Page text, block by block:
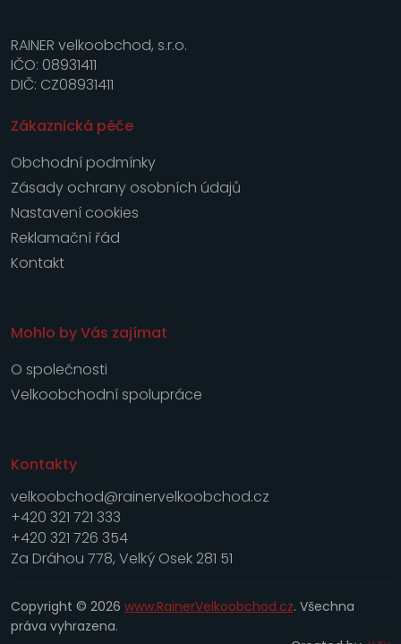
RAINER velkoobchod, s.r.o.
IČO: 08931411
DIČ: CZ08931411
Zákaznická péče
Obchodní podmínky
Zásady ochrany osobních údajů
Nastavení cookies
Reklamační řád
Kontakt
Mohlo by Vás zajímat
O společnosti
Velkoobchodní spolupráce
Kontakty
velkoobchod@rainervelkoobchod.cz
+420 321 721 333
+420 321 726 354
Za Dráhou 778, Velký Osek 281 51
Copyright © 2026 www.RainerVelkoobchod.cz. Všechna
práva vyhrazena.